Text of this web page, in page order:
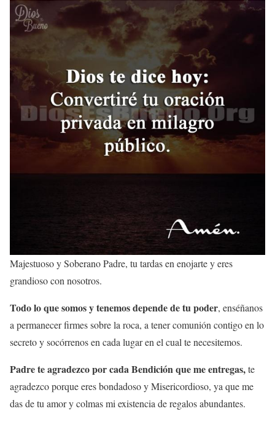
Majestuoso y Soberano Padre, tu tardas en enojarte y eres
grandioso con nosotros.
Todo lo que somos y tenemos depende de tu poder, enséñanos
a permanecer firmes sobre la roca, a tener comunión contigo en lo
secreto y socórrenos en cada lugar en el cual te necesitemos.
Padre te agradezco por cada Bendición que me entregas,te
agradezco porque eres bondadoso y Misericordioso, ya que me
das de tu amor y colmas mi existencia de regalos abundantes.